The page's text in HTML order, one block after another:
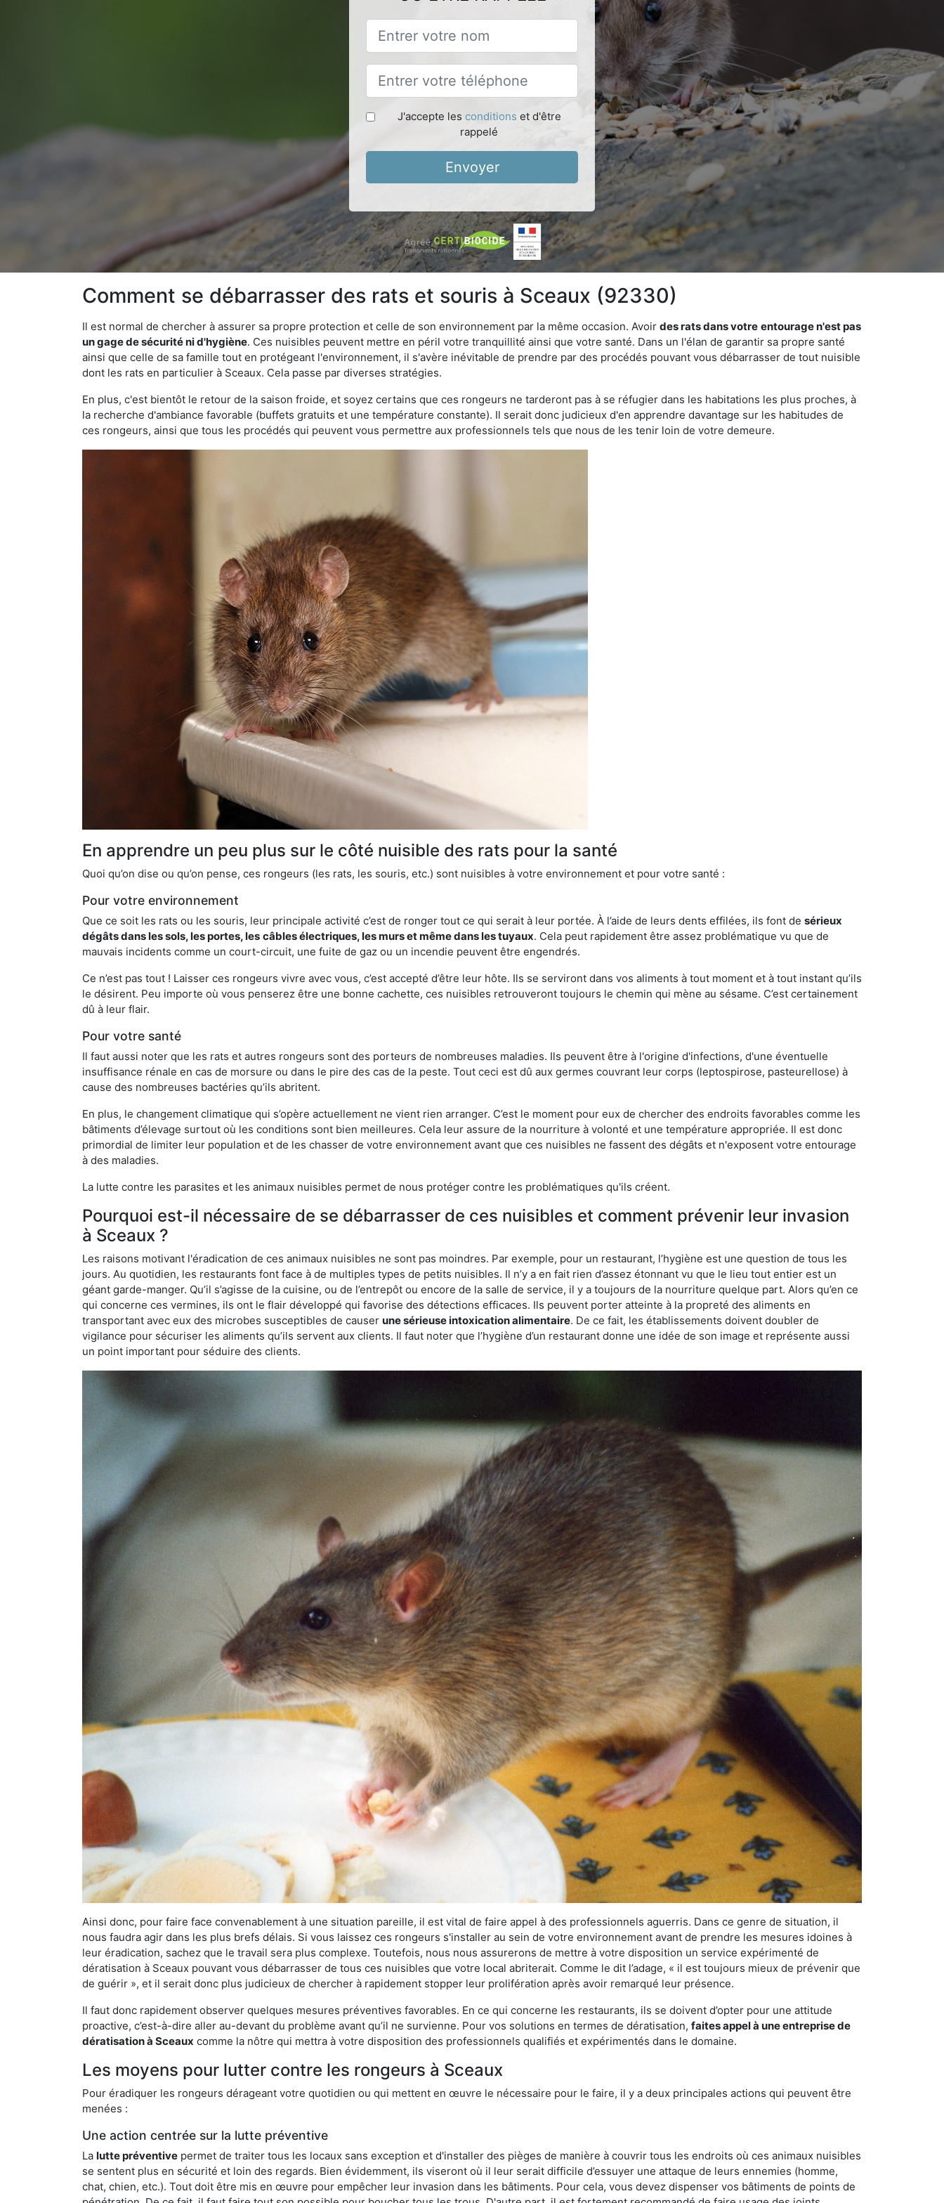
J'accepte les conditions et d'être
rappelé
Envoyer
Comment se débarrasser des rats et souris à Sceaux (92330)
Il est normal de chercher à assurer sa propre protection et celle de son environnement par la même occasion. Avoir des rats dans votre entourage n'est pas
un gage de sécurité ni d'hygiène. Ces nuisibles peuvent mettre en péril votre tranquillité ainsi que votre santé. Dans un l'élan de garantir sa propre santé
ainsi que celle de sa famille tout en protégeant l'environnement, il s'avère inévitable de prendre par des procédés pouvant vous débarrasser de tout nuisible
dont les rats en particulier à Sceaux. Cela passe par diverses stratégies.
En plus, c'est bientôt le retour de la saison froide, et soyez certains que ces rongeurs ne tarderont pas à se réfugier dans les habitations les plus proches, à
la recherche d'ambiance favorable (buffets gratuits et une température constante). Il serait donc judicieux d'en apprendre davantage sur les habitudes de
ces rongeurs, ainsi que tous les procédés qui peuvent vous permettre aux professionnels tels que nous de les tenir loin de votre demeure.
En apprendre un peu plus sur le côté nuisible des rats pour la santé
Quoi qu’on dise ou qu’on pense, ces rongeurs (les rats, les souris, etc.) sont nuisibles à votre environnement et pour votre santé :
Pour votre environnement
Que ce soit les rats ou les souris, leur principale activité c’est de ronger tout ce qui serait à leur portée. À l’aide de leurs dents effilées, ils font de sérieux
dégâts dans les sols, les portes, les câbles électriques, les murs et même dans les tuyaux. Cela peut rapidement être assez problématique vu que de
mauvais incidents comme un court-circuit, une fuite de gaz ou un incendie peuvent être engendrés.
Ce n’est pas tout ! Laisser ces rongeurs vivre avec vous, c’est accepté d’être leur hôte. Ils se serviront dans vos aliments à tout moment et à tout instant qu’ils
le désirent. Peu importe où vous penserez être une bonne cachette, ces nuisibles retrouveront toujours le chemin qui mène au sésame. C’est certainement
dû à leur flair.
Pour votre santé
Il faut aussi noter que les rats et autres rongeurs sont des porteurs de nombreuses maladies. Ils peuvent être à l'origine d'infections, d'une éventuelle
insuffisance rénale en cas de morsure ou dans le pire des cas de la peste. Tout ceci est dû aux germes couvrant leur corps (leptospirose, pasteurellose) à
cause des nombreuses bactéries qu’ils abritent.
En plus, le changement climatique qui s’opère actuellement ne vient rien arranger. C’est le moment pour eux de chercher des endroits favorables comme les
bâtiments d’élevage surtout où les conditions sont bien meilleures. Cela leur assure de la nourriture à volonté et une température appropriée. Il est donc
primordial de limiter leur population et de les chasser de votre environnement avant que ces nuisibles ne fassent des dégâts et n'exposent votre entourage
à des maladies.
La lutte contre les parasites et les animaux nuisibles permet de nous protéger contre les problématiques qu'ils créent.
Pourquoi est-il nécessaire de se débarrasser de ces nuisibles et comment prévenir leur invasion
à Sceaux ?
Les raisons motivant l'éradication de ces animaux nuisibles ne sont pas moindres. Par exemple, pour un restaurant, l’hygiène est une question de tous les
jours. Au quotidien, les restaurants font face à de multiples types de petits nuisibles. Il n’y a en fait rien d’assez étonnant vu que le lieu tout entier est un
géant garde-manger. Qu’il s’agisse de la cuisine, ou de l’entrepôt ou encore de la salle de service, il y a toujours de la nourriture quelque part. Alors qu’en ce
qui concerne ces vermines, ils ont le flair développé qui favorise des détections efficaces. Ils peuvent porter atteinte à la propreté des aliments en
transportant avec eux des microbes susceptibles de causer une sérieuse intoxication alimentaire. De ce fait, les établissements doivent doubler de
vigilance pour sécuriser les aliments qu’ils servent aux clients. Il faut noter que l’hygiène d’un restaurant donne une idée de son image et représente aussi
un point important pour séduire des clients.
Ainsi donc, pour faire face convenablement à une situation pareille, il est vital de faire appel à des professionnels aguerris. Dans ce genre de situation, il
nous faudra agir dans les plus brefs délais. Si vous laissez ces rongeurs s'installer au sein de votre environnement avant de prendre les mesures idoines à
leur éradication, sachez que le travail sera plus complexe. Toutefois, nous nous assurerons de mettre à votre disposition un service expérimenté de
dératisation à Sceaux pouvant vous débarrasser de tous ces nuisibles que votre local abriterait. Comme le dit l’adage, « il est toujours mieux de prévenir que
de guérir », et il serait donc plus judicieux de chercher à rapidement stopper leur prolifération après avoir remarqué leur présence.
Il faut donc rapidement observer quelques mesures préventives favorables. En ce qui concerne les restaurants, ils se doivent d’opter pour une attitude
proactive, c’est-à-dire aller au-devant du problème avant qu’il ne survienne. Pour vos solutions en termes de dératisation, faites appel à une entreprise de
dératisation à Sceaux comme la nôtre qui mettra à votre disposition des professionnels qualifiés et expérimentés dans le domaine.
Les moyens pour lutter contre les rongeurs à Sceaux
Pour éradiquer les rongeurs dérageant votre quotidien ou qui mettent en œuvre le nécessaire pour le faire, il y a deux principales actions qui peuvent être
menées :
Une action centrée sur la lutte préventive
La lutte préventive permet de traiter tous les locaux sans exception et d'installer des pièges de manière à couvrir tous les endroits où ces animaux nuisibles
se sentent plus en sécurité et loin des regards. Bien évidemment, ils viseront où il leur serait difficile d’essuyer une attaque de leurs ennemies (homme,
chat, chien, etc.). Tout doit être mis en œuvre pour empêcher leur invasion dans les bâtiments. Pour cela, vous devez dispenser vos bâtiments de points de